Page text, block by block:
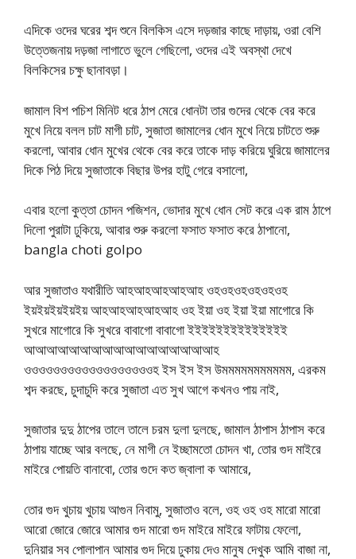
এদিকে ওদের ঘরের শব্দ শুনে বিলকিস এসে দড়জার কাছে দাড়ায়, ওরা বেশি
উত্তেজনায় দড়জা লাগাতে ভুলে গেছিলো, ওদের এই অবস্থা দেখে
বিলকিসের চক্ষু ছানাবড়া।
জামাল বিশ পচিশ মিনিট ধরে ঠাপ মেরে ধোনটা তার গুদের থেকে বের করে
মুখে নিয়ে বলল চাট মাগী চাট, সুজাতা জামালের ধোন মুখে নিয়ে চাটতে শুরু
করলো, আবার ধোন মুখের থেকে বের করে তাকে দাড় করিয়ে ঘুরিয়ে জামালের
দিকে পিঠ দিয়ে সুজাতাকে বিছার উপর হাটু গেরে বসালো,
এবার হলো কুত্তা চোদন পজিশন, ভোদার মুখে ধোন সেট করে এক রাম ঠাপে
দিলো পুরাটা ঢুকিয়ে, আবার শুরু করলো ফসাত ফসাত করে ঠাপানো,
bangla choti golpo
আর সুজাতাও যথারীতি আহআহআহআহআহ ওহওহওহওহওহওহ
ইয়ইয়ইয়ইয়ইয় আহআহআহআহআহ ওহ ইয়া ওহ ইয়া ইয়া মাগোরে কি
সুখরে মাগোরে কি সুখরে বাবাগো বাবাগো ইইইইইইইইইইইইইই
আআআআআআআআআআআআআআআআআহ
ওওওওওওওওওওওওওওওওওওহ ইস ইস ইস উমমমমমমমমমমম, এরকম
শব্দ করছে, চুদাচুদি করে সুজাতা এত সুখ আগে কখনও পায় নাই,
সুজাতার দুদু ঠাপের তালে তালে চরম দুলা দুলছে, জামাল ঠাপাস ঠাপাস করে
ঠাপায় যাচ্ছে আর বলছে, নে মাগী নে ইচ্ছামতো চোদন খা, তোর গুদ মাইরে
মাইরে পোয়তি বানাবো, তোর গুদে কত জ্বালা ক আমারে,
তোর গুদ খুচায় খুচায় আগুন নিবামু, সুজাতাও বলে, ওহ ওহ ওহ মারো মারো
আরো জোরে জোরে আমার গুদ মারো গুদ মাইরে মাইরে ফাটায় ফেলো,
দুনিয়ার সব পোলাপান আমার গুদ দিয়ে ঢুকায় দেও মানুষ দেখুক আমি বাজা না,